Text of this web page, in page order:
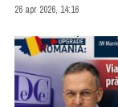
26 apr 2026, 14:16